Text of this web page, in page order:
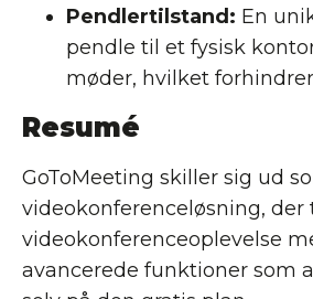
Pendlertilstand: En
pendle til et fysisk
møder, hvilket
Resumé
GoToMeeting skiller sig ud
videokonferenceløsning,
videokonferenceoplevelse
avancerede funktioner som